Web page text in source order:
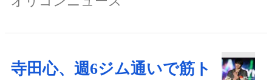
寺田心、週6ジム通いで筋ト